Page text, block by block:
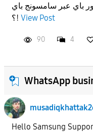
باي عبر سامسونج باي
؟! View Post
90 4
WhatsApp
Hello Samsung